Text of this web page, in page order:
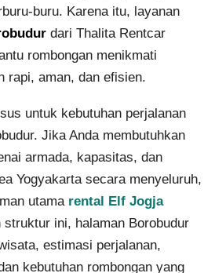
buru. Karena itu, layanan
dari Thalita Rentcar
rombongan menikmati
rapi, aman, dan efisien.
untuk kebutuhan perjalanan
Jika Anda membutuhkan
armada, kapasitas, dan
Yogyakarta secara menyeluruh,
utama rental Elf Jogja
struktur ini, halaman Borobudur
estimasi perjalanan,
kebutuhan rombongan yang